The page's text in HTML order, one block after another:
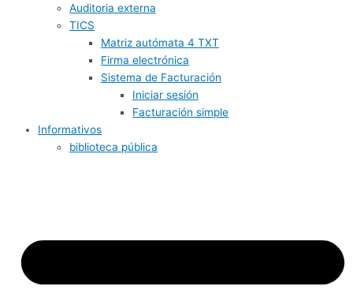
Auditoria externa
TICS
Matriz autómata 4 TXT
Firma electrónica
Sistema de Facturación
Iniciar sesión
Facturación simple
Informativos
biblioteca pública